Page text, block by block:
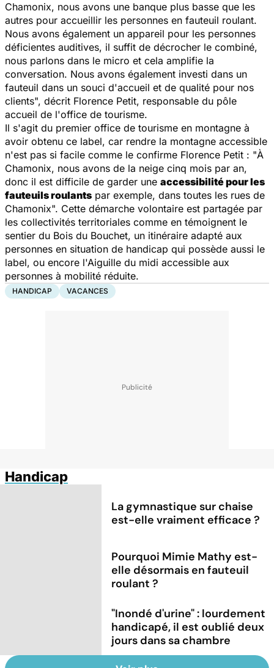
Chamonix, nous avons une banque plus basse que les
autres pour accueillir les personnes en fauteuil roulant.
Nous avons également un appareil pour les personnes
déficientes auditives, il suffit de décrocher le combiné,
nous parlons dans le micro et cela amplifie la
conversation. Nous avons également investi dans un
fauteuil dans un souci d'accueil et de qualité pour nos
clients", décrit Florence Petit, responsable du pôle
accueil de l'office de tourisme.
Il s'agit du premier office de tourisme en montagne à
avoir obtenu ce label, car rendre la montagne accessible
n'est pas si facile comme le confirme Florence Petit : "À
Chamonix, nous avons de la neige cinq mois par an,
donc il est difficile de garder une accessibilité pour les
fauteuils roulants par exemple, dans toutes les rues de
Chamonix". Cette démarche volontaire est partagée par
les collectivités territoriales comme en témoignent le
sentier du Bois du Bouchet, un itinéraire adapté aux
personnes en situation de handicap qui possède aussi le
label, ou encore l'Aiguille du midi accessible aux
personnes à mobilité réduite.
HANDICAP VACANCES
Handicap
La gymnastique sur chaise
est-elle vraiment efficace ?
Pourquoi Mimie Mathy est-
elle désormais en fauteuil
roulant ?
"Inondé d'urine" : lourdement
handicapé, il est oublié deux
jours dans sa chambre